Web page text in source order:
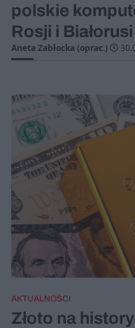
polskie
Rosji i Białorusi
Aneta Zabłocka (oprac.)
AKTUALNOŚCI
Złoto na